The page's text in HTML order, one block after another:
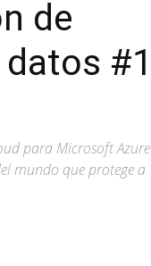
de
#1
para Microsoft Azure
mundo que protege a